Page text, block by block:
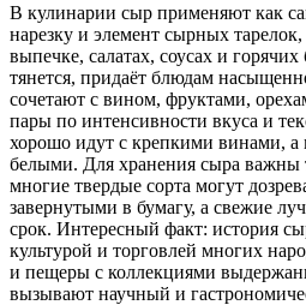
В кулинарии сыр применяют как
нарезку и элемент сырных
выпечке, салатах, соусах и
тянется, придаёт блюдам
сочетают с вином, фруктами,
пары по интенсивности вкуса и
хорошо идут с крепкими винами,
белыми. Для хранения сыра важны
многие твердые сорта могут
завернутыми в бумагу, а свежие
срок. Интересный факт: история
культурой и торговлей многих
и пещеры с коллекциями
вызывают научный и